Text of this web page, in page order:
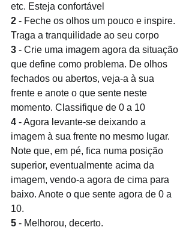
etc. Esteja confortável
2 - Feche os olhos um pouco e inspire.
Traga a tranquilidade ao seu corpo
3 - Crie uma imagem agora da situação
que define como problema. De olhos
fechados ou abertos, veja-a à sua
frente e anote o que sente neste
momento. Classifique de 0 a 10
4 - Agora levante-se deixando a
imagem à sua frente no mesmo lugar.
Note que, em pé, fica numa posição
superior, eventualmente acima da
imagem, vendo-a agora de cima para
baixo. Anote o que sente agora de 0 a
10.
5 - Melhorou, decerto.